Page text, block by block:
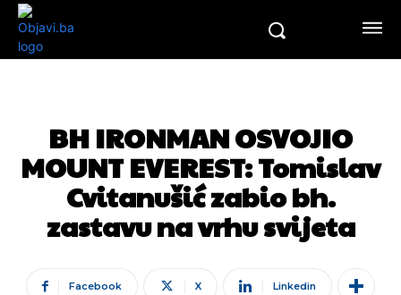
BH IRONMAN OSVOJIO
MOUNT EVEREST: Tomislav
Cvitanušić zabio bh.
zastavu na vrhu svijeta
Facebook X Linkedin